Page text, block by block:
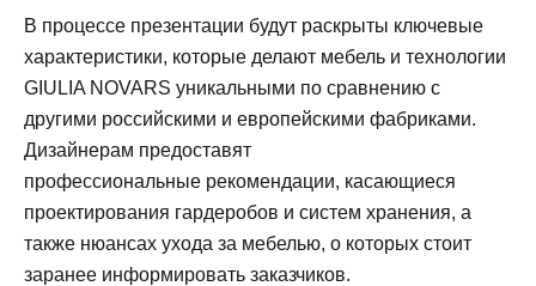
В процессе презентации будут раскрыты ключевые
характеристики, которые делают мебель и технологии
GIULIA NOVARS уникальными по сравнению с
другими российскими и европейскими фабриками.
Дизайнерам предоставят
профессиональные рекомендации, касающиеся
проектирования гардеробов и систем хранения, а
также нюансах ухода за мебелью, о которых стоит
заранее информировать заказчиков.